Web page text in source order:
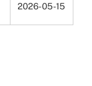
2026-05-15